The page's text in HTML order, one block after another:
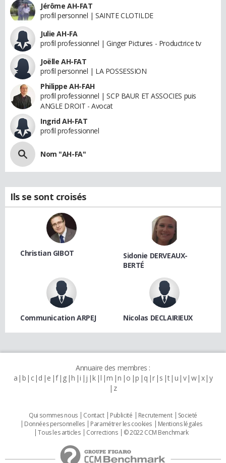
Jérôme AH-FAT
profil personnel | SAINTE CLOTILDE
Julie AH-FA
profil professionnel | Ginger Pictures - Productrice tv
Joëlle AH-FAT
profil personnel | LA POSSESSION
Philippe AH-FAH
profil professionnel | SCP BAUR ET ASSOCIES puis
ANGLE DROIT - Avocat
Ingrid AH-FAT
profil professionnel
Nom "AH-FA"
Ils se sont croisés
Christian GIBOT
Sidonie DERVEAUX-
BERTÉ
Communication ARPEJ Nicolas DECLAIRIEUX
Annuaire des membres :
a b c d e f g h i j k l m n o p q r s t u v w x y
z
Qui sommes nous Contact Publicité Recrutement
Societé
Données personnelles
Paramétrer les cookies
Mentions légales
Tous les articles
Corrections © 2022 CCM Benchmark